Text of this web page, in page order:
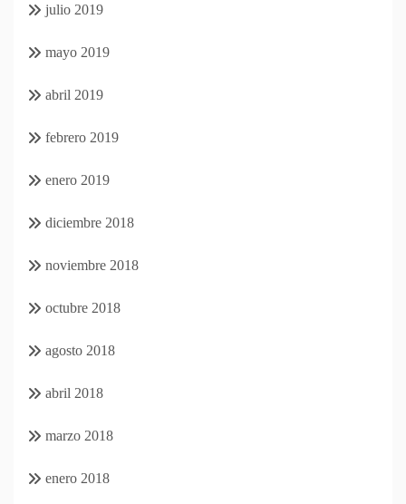
julio 2019
mayo 2019
abril 2019
febrero 2019
enero 2019
diciembre 2018
noviembre 2018
octubre 2018
agosto 2018
abril 2018
marzo 2018
enero 2018